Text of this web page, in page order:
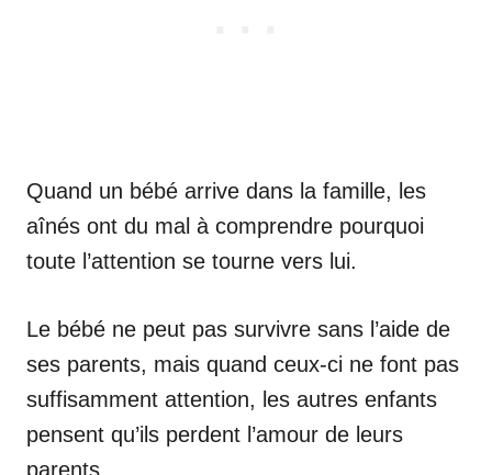
Quand un bébé arrive dans la famille, les
aînés ont du mal à comprendre pourquoi
toute l’attention se tourne vers lui.
Le bébé ne peut pas survivre sans l’aide de
ses parents, mais quand ceux-ci ne font pas
suffisamment attention, les autres enfants
pensent qu’ils perdent l’amour de leurs
parents.